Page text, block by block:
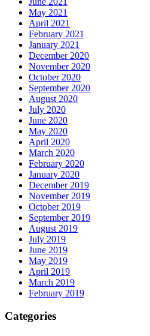
May 2021
April 2021
February 2021
January 2021
December 2020
November 2020
October 2020
September 2020
August 2020
July 2020
June 2020
May 2020
April 2020
March 2020
February 2020
January 2020
December 2019
November 2019
October 2019
September 2019
August 2019
July 2019
June 2019
May 2019
April 2019
March 2019
February 2019
Categories